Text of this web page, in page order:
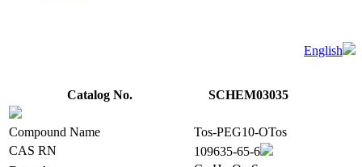
English
Catalog No. SCHEM03035
Compound Name
Tos-PEG10-OTos
CAS RN
109635-65-6